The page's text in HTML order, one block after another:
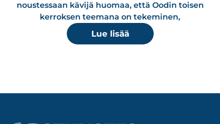
noustessaan kävijä huomaa, että Oodin toisen
kerroksen teemana on tekeminen,
Lue lisää